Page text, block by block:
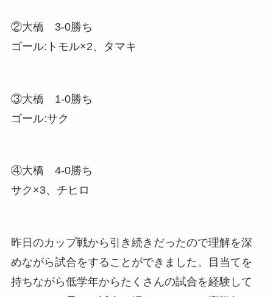
②大橋 3-0勝ち
ゴール:トモル×2、タマキ
③大橋 1-0勝ち
ゴール:サク
④大橋 4-0勝ち
サク×3、チヒロ
昨日のカップ戦から引き続きだったので理解を深
めながら試合をすることができました。目当てを
持ちながら低学年からたくさんの試合を経験して